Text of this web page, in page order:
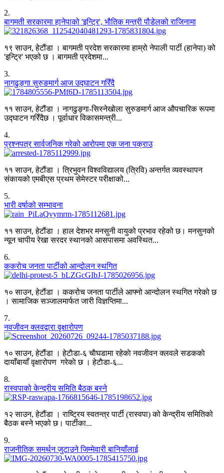
2.
बागमती सरकारमा हानेपाको 'इन्ट्रि', भौतिक मन्त्री पौडेलको राजिनामा
१९ साउन, हेटौंडा । बागमती प्रदेश सरकारमा हाम्रो नेपाली पार्टी (हानेपा) को
'इन्ट्रि' भएको छ । बागमती प्रदेशमा...
3.
नागढुङ्गा सुरुङमार्ग आज उद्घाटन गरिँदै
११ साउन, हेटौंडा । नागढुङ्गा-सिस्नेखोला सुरुङमार्ग आज औपचारिक रूपमा
उद्घाटन गरिँदैछ । पूर्वाधार विकासमन्त्री...
4.
प्रश्नपत्र सार्वजनिक गरेको आरोपमा एक जना पक्राउ
११ साउन, हेटौंडा । त्रिभुवन विश्वविद्यालय (त्रिवि) अन्तर्गत व्यवस्थापन
संकायको एमबीएस प्रथम सेमेस्टर परीक्षाको...
5.
भारी वर्षाको सम्भावना
११ साउन, हेटौंडा । हाल देशभर मनसुनी वायुको प्रभाव रहेको छ। मनसुनको
न्यून चापीय रेखा सरदर स्थानको आसपासमा अवस्थित...
6.
ककरोच जनता पार्टीको आन्दोलन स्थगित
१० साउन, हेटौंडा । ककरोच जनता पार्टीले आफ्नो आन्दोलन स्थगित गरेको छ
। सामाजिक सञ्जालमार्फत जारी विज्ञप्तिमा...
7.
नवजीवन क्लवद्वारा वृक्षारोपण
१० साउन, हेटौंडा । हेटाैडा-६ चाैघडामा रहेकाे नवजीवन क्लवले सडककाे
दायाँबायाँ वृक्षारोपण गरेकाे छ । हेटाैडा-६...
8.
रास्वपाको केन्द्रीय समिति बैठक बस्ने
१२ साउन, हेटौंडा । राष्ट्रिय स्वतन्त्र पार्टी (रास्वपा) को केन्द्रीय समितिको
बैठक बस्ने भएको छ। पार्टीका...
9.
राजनीतिक समर्थन जुटाउने जिम्मेवारी बानियाँलाई